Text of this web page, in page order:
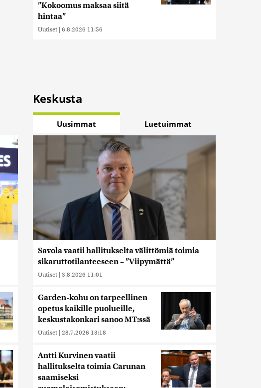
”Kokoomus maksaa siitä
hintaa”
Uutiset | 6.8.2026 11:56
Keskusta
Uusimmat Luetuimmat
Savola vaatii hallitukselta välittömiä toimia
sikaruttotilanteeseen – ”Viipymättä”
Uutiset | 3.8.2026 11:01
Garden-kohu on tarpeellinen
opetus kaikille puolueille,
keskustakonkari sanoo MT:ssä
Uutiset | 28.7.2026 13:18
Antti Kurvinen vaatii
hallitukselta toimia Carunan
saamiseksi